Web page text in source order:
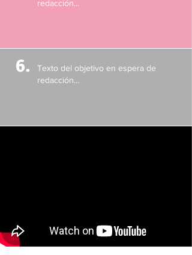
redacción...
6.
Texto del objetivo en espera de
redacción...